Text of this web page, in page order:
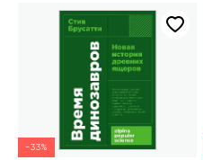
-33%